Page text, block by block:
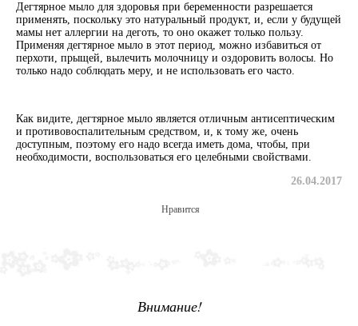
Дегтярное мыло для здоровья при беременности разрешается
применять, поскольку это натуральный продукт, и, если у будущей
мамы нет аллергии на деготь, то оно окажет только пользу.
Применяя дегтярное мыло в этот период, можно избавиться от
перхоти, прыщей, вылечить молочницу и оздоровить волосы. Но
только надо соблюдать меру, и не использовать его часто.
Как видите, дегтярное мыло является отличным антисептическим
и противовоспалительным средством, и, к тому же, очень
доступным, поэтому его надо всегда иметь дома, чтобы, при
необходимости, воспользоваться его целебными свойствами.
26.04.2017
Нравится
Внимание!